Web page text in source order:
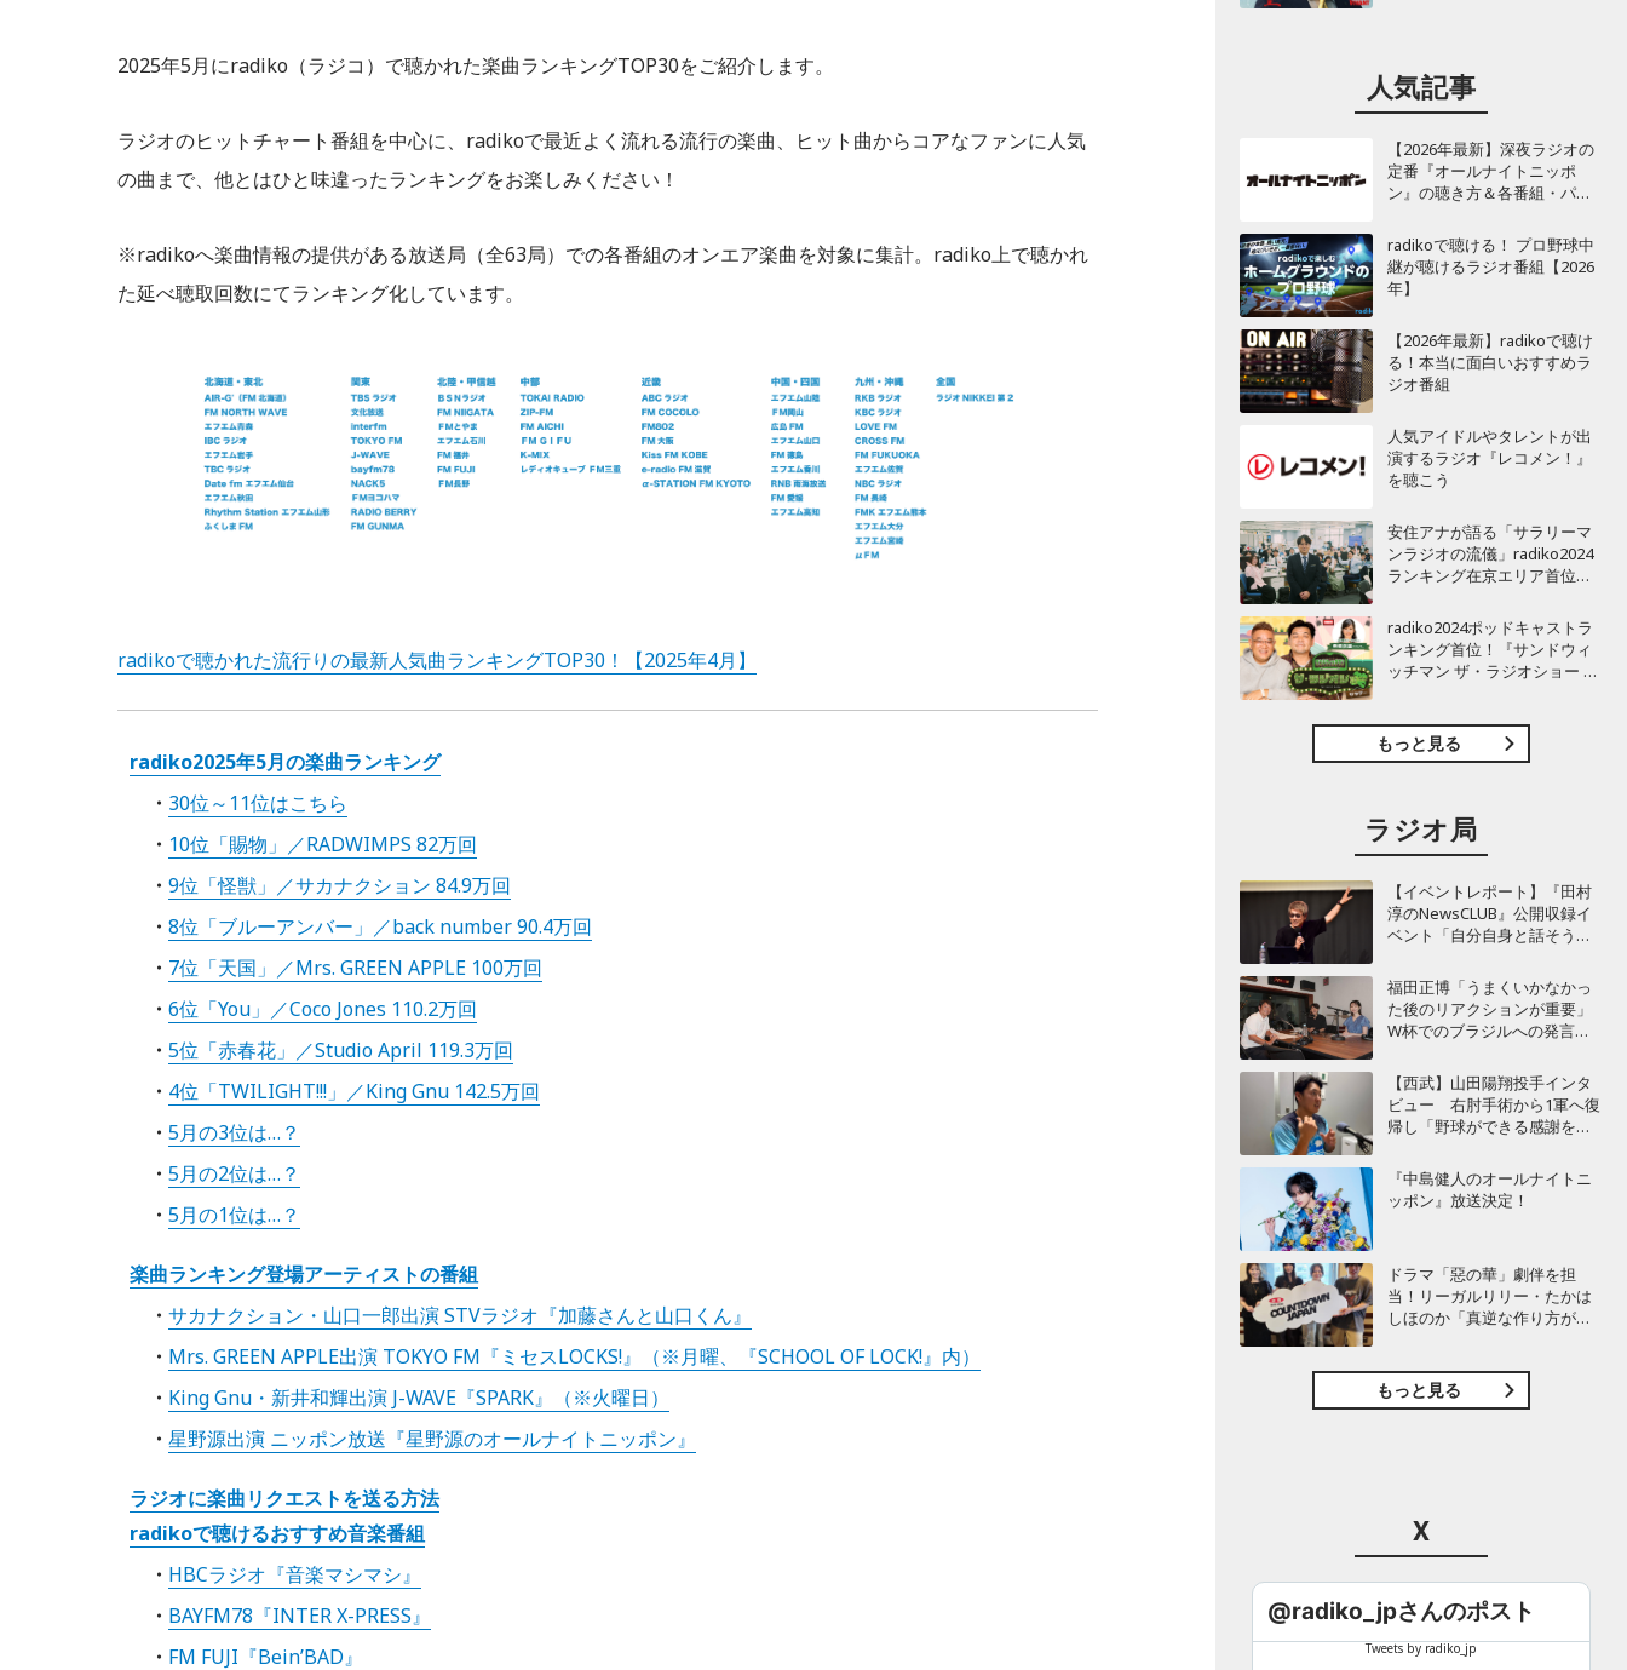
2025年5月にradiko（ラジコ）で聴かれた楽曲ランキングTOP30をご紹介します。
ラジオのヒットチャート番組を中心に、radikoで最近よく流れる流行の楽曲、ヒット曲からコアなファンに人気
の曲まで、他とはひと味違ったランキングをお楽しみください！
※radikoへ楽曲情報の提供がある放送局（全63局）での各番組のオンエア楽曲を対象に集計。radiko上で聴かれ
た延べ聴取回数にてランキング化しています。
radikoで聴かれた流行りの最新人気曲ランキングTOP30！【2025年4月】
radiko2025年5月の楽曲ランキング
30位～11位はこちら
10位「賜物」／RADWIMPS 82万回
9位「怪獣」／サカナクション 84.9万回
8位「ブルーアンバー」／back number 90.4万回
7位「天国」／Mrs. GREEN APPLE 100万回
6位「You」／Coco Jones 110.2万回
5位「赤春花」／Studio April 119.3万回
4位「TWILIGHT!!!」／King Gnu 142.5万回
5月の3位は…？
5月の2位は…？
5月の1位は…？
楽曲ランキング登場アーティストの番組
サカナクション・山口一郎出演 STVラジオ『加藤さんと山口くん』
Mrs. GREEN APPLE出演 TOKYO FM『ミセスLOCKS!』（※月曜、『SCHOOL OF LOCK!』内）
King Gnu・新井和輝出演 J-WAVE『SPARK』（※火曜日）
星野源出演 ニッポン放送『星野源のオールナイトニッポン』
ラジオに楽曲リクエストを送る方法
radikoで聴けるおすすめ音楽番組
HBCラジオ『音楽マシマシ』
BAYFM78『INTER X-PRESS』
FM FUJI『Bein’BAD』
人気記事
【2026年最新】深夜ラジオの
定番『オールナイトニッポ
ン』の聴き方＆各番組・パー
radikoで聴ける！ プロ野球中
継が聴けるラジオ番組【2026
年】
【2026年最新】radikoで聴け
る！本当に面白いおすすめラ
ジオ番組
人気アイドルやタレントが出
演するラジオ『レコメン！』
を聴こう
安住アナが語る「サラリーマ
ンラジオの流儀」radiko2024
ランキング在京エリア首位
曜天国』インタビュー
radiko2024ポッドキャストラ
ンキング首位！『サンドウィ
ッチマン ザ・ラジオショー サ
もっと見る
ラジオ局
【イベントレポート】『田村
淳のNewsCLUB』公開収録イ
ベント「自分自身と話そうの
に“人生の最後に流したい
曲”などをテーマにトーク
福田正博「うまくいかなかっ
た後のリアクションが重要」
W杯でのブラジルへの発言が
期待することは？
【西武】山田陽翔投手インタ
ビュー 右肘手術から1軍へ復
帰し「野球ができる感謝を再
『中島健人のオールナイトニ
ッポン』放送決定！
ドラマ「惡の華」劇伴を担
当！リーガルリリー・たかは
しほのか「真逆な作り方が面
もっと見る
X
@radiko_jpさんのポスト
Tweets by radiko_jp